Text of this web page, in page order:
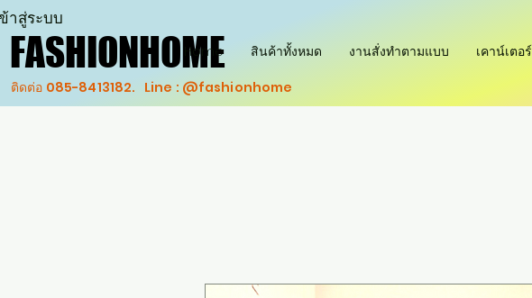
FASHIONHOME
FASHIONHOME
ติดต่อ 085-8413182. Line : @fashionhome
าสู่ระบบ
Home สินค้าทั้งหมด งานสั่งทำตามแบบ เคาน์เตอร์